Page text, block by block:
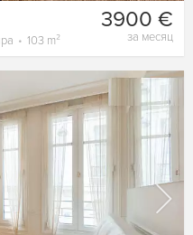
3900 €
за месяц
103 m²